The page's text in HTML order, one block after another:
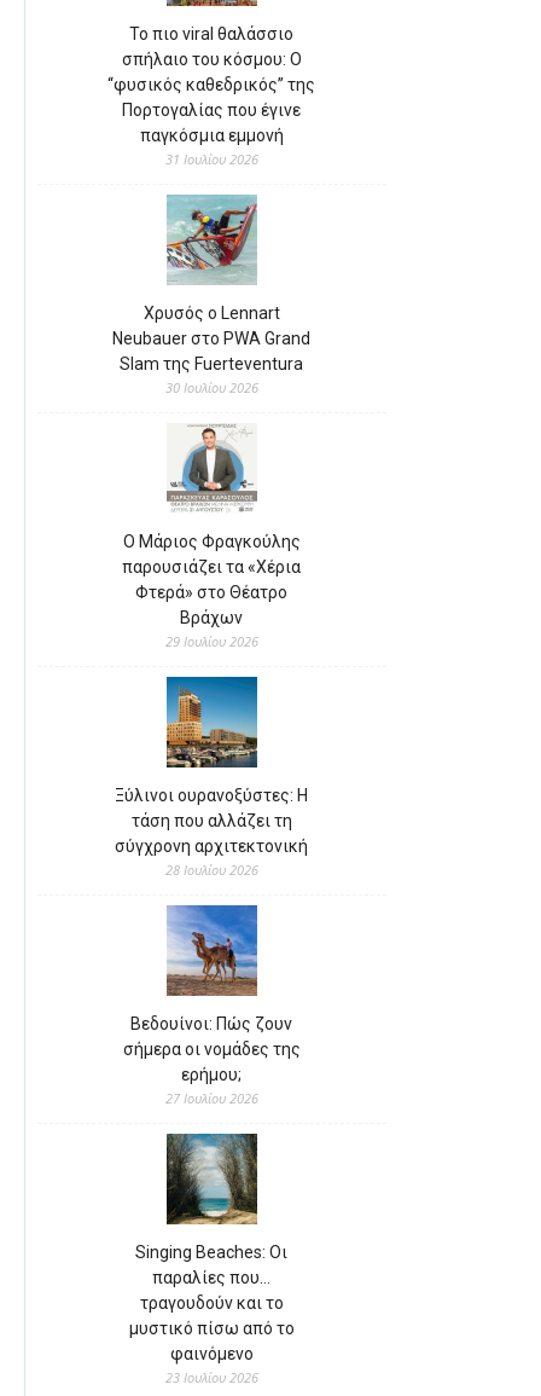
Το πιο viral θαλάσσιο
σπήλαιο του κόσμου: Ο
“φυσικός καθεδρικός” της
Πορτογαλίας που έγινε
παγκόσμια εμμονή
31 Ιουλίου 2026
Χρυσός ο Lennart
Neubauer στο PWA Grand
Slam της Fuerteventura
30 Ιουλίου 2026
Ο Μάριος Φραγκούλης
παρουσιάζει τα «Χέρια
Φτερά» στο Θέατρο
Βράχων
29 Ιουλίου 2026
Ξύλινοι ουρανοξύστες: Η
τάση που αλλάζει τη
σύγχρονη αρχιτεκτονική
28 Ιουλίου 2026
Βεδουίνοι: Πώς ζουν
σήμερα οι νομάδες της
ερήμου;
27 Ιουλίου 2026
Singing Beaches: Οι
παραλίες που…
τραγουδούν και το
μυστικό πίσω από το
φαινόμενο
23 Ιουλίου 2026